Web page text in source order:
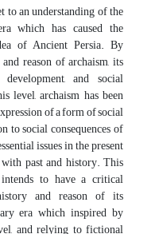
to an understanding of the
which has caused the
of Ancient Persia. By
reason of archaism, its
and social
level, archaism has been
of a form of social
to social consequences of
issues in the present
past and history. This
to have a critical
and reason of its
era which inspired by